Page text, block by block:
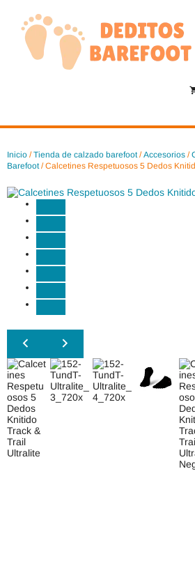
contenido
Inicio /Tienda de calzado barefoot/Accesorios /
Barefoot/ Calcetines Respetuosos 5 Dedos